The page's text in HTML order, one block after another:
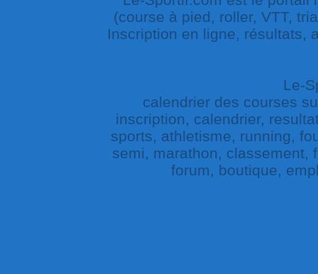
(course à pied, roller, VTT,
Inscription en ligne, résultats,
Le-
calendrier des courses
inscription, calendrier,
sports, athletisme, running,
semi, marathon, classement,
forum, boutique,